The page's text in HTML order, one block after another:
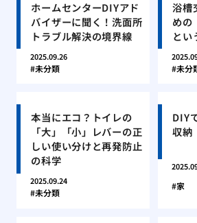
ホームセンターDIYアド
バイザーに聞く！洗面所
トラブル解決の境界線
2025.09.26
未分類
浴槽
めの
とい
未分
本当にエコ？トイレの
「大」「小」レバーの正
しい使い分けと再発防止
の科学
2025.09.24
未分類
DIY
収納
家